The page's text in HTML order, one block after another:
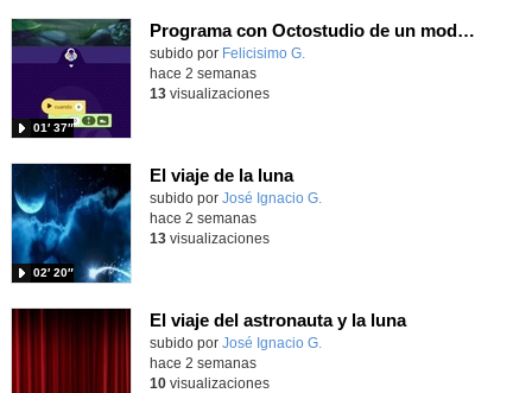
Programa con Octostudio de un modo sencillo, offline y gratuito
Contenido educativo.
subido por Felicisimo G.
01′ 37″
hace 2 semanas
13visualizaciones
El viaje de la luna
Contenido educativo.
subido por José Ignacio G.
02′ 20″
hace 2 semanas
13visualizaciones
El viaje del astronauta y la luna
Contenido educativo.
subido por José Ignacio G.
hace 2 semanas
10visualizaciones